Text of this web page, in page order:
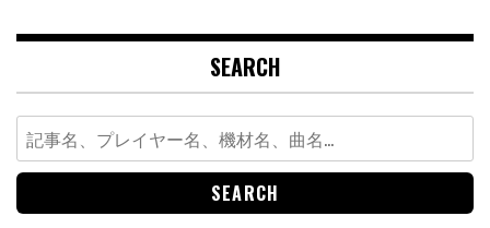
SEARCH
Search
for: